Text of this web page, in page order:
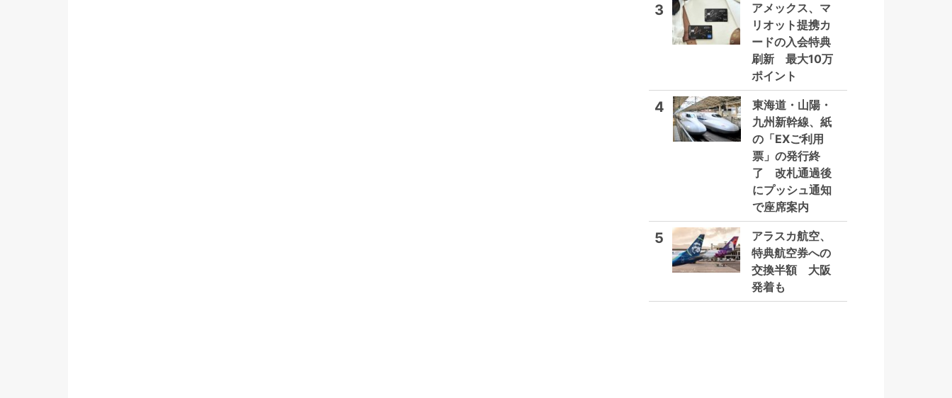
3
アメックス、マ
リオット提携カ
ードの入会特典
刷新 最大10万
ポイント
4
東海道・山陽・
九州新幹線、紙
の「EXご利用
票」の発行終
了 改札通過後
にプッシュ通知
で座席案内
5
アラスカ航空、
特典航空券への
交換半額 大阪
発着も